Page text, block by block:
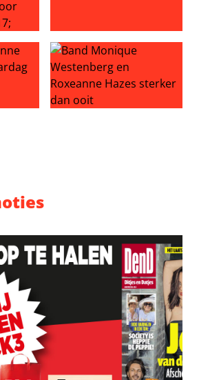
stuurt André een tikkie voor
Band tussen André en